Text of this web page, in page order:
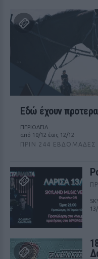
Εδώ έχουν
ΠΕΡΙΟΔΕΙΑ
από 10/12 έως 12/12
ΠΡΙΝ 244 ΕΒΔΟΜΆΔΕΣ